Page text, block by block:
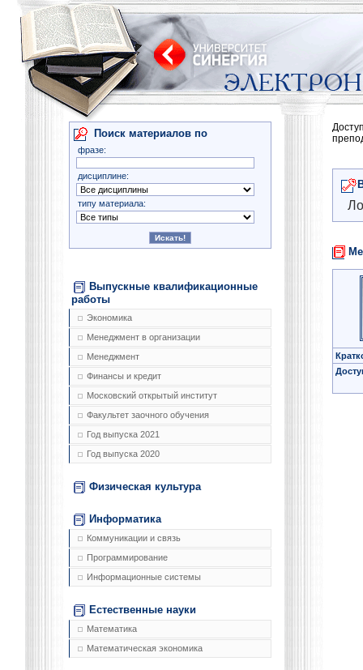
Поиск материалов по
фразе:
дисциплине:
типу материала:
Выпускные квалификационные
работы
Экономика
Менеджмент в организации
Менеджмент
Финансы и кредит
Московский открытый институт
Факультет заочного обучения
Год выпуска 2021
Год выпуска 2020
Физическая культура
Информатика
Коммуникации и связь
Программирование
Информационные системы
Естественные науки
Математика
Математическая экономика